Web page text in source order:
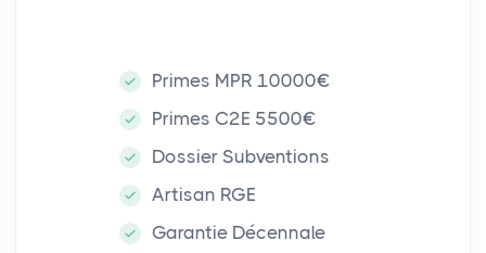
Primes MPR 10000€
Primes C2E 5500€
Dossier Subventions
Artisan RGE
Garantie Décennale